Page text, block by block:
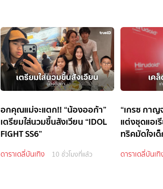
อกคุณแม่จะแตก!! “น้องออก้า”
เตรียมใส่นวมขึ้นสังเวียน “IDOL
FIGHT SS6”
ดาราเดลี่บันเทิง 10 ชั่วโมงที่แล้ว
“เกรซ กาญ
แต่งชุดแอเ
ทริคมัดใจเ
ดาราเดลี่บันเทิ